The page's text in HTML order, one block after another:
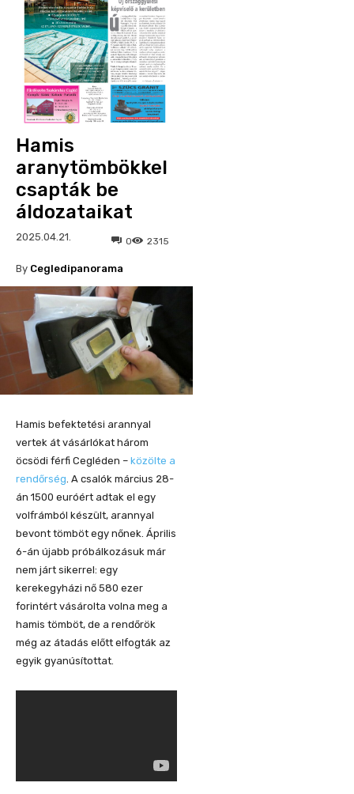
Hamis
aranytömbökkel
csapták be
áldozataikat
2025.04.21. 2315
0
By Cegledipanorama
Hamis befektetési arannyal
vertek át vásárlókat három
öcsödi férfi Cegléden – közölte a
rendőrség. A csalók március 28-
án 1500 euróért adtak el egy
volfrámból készült, arannyal
bevont tömböt egy nőnek. Április
6-án újabb próbálkozásuk már
nem járt sikerrel: egy
kerekegyházi nő 580 ezer
forintért vásárolta volna meg a
hamis tömböt, de a rendőrök
még az átadás előtt elfogták az
egyik gyanúsítottat.